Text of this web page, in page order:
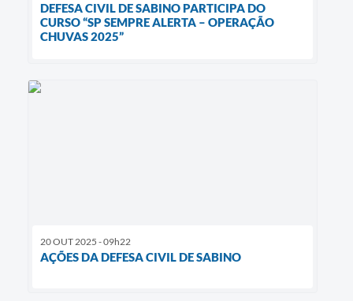
DEFESA CIVIL DE SABINO PARTICIPA DO
CURSO “SP SEMPRE ALERTA – OPERAÇÃO
CHUVAS 2025”
20 OUT 2025 - 09h22
AÇÕES DA DEFESA CIVIL DE SABINO